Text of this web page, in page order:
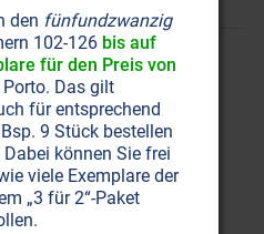
den fünfundzwanzig
102-126 bis auf
für den Preis von
Das gilt
für entsprechend
9 Stück bestellen
können Sie frei
viele Exemplare der
„3 für 2“-Paket